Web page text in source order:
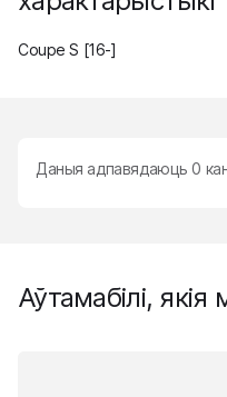
Coupe S [16-]
Даныя адпавядаюць0
Аўтамабілі,